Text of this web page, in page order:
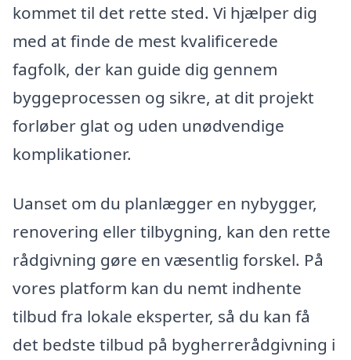
kommet til det rette sted. Vi hjælper dig
med at finde de mest kvalificerede
fagfolk, der kan guide dig gennem
byggeprocessen og sikre, at dit projekt
forløber glat og uden unødvendige
komplikationer.
Uanset om du planlægger en nybygger,
renovering eller tilbygning, kan den rette
rådgivning gøre en væsentlig forskel. På
vores platform kan du nemt indhente
tilbud fra lokale eksperter, så du kan få
det bedste tilbud på bygherrerådgivning i